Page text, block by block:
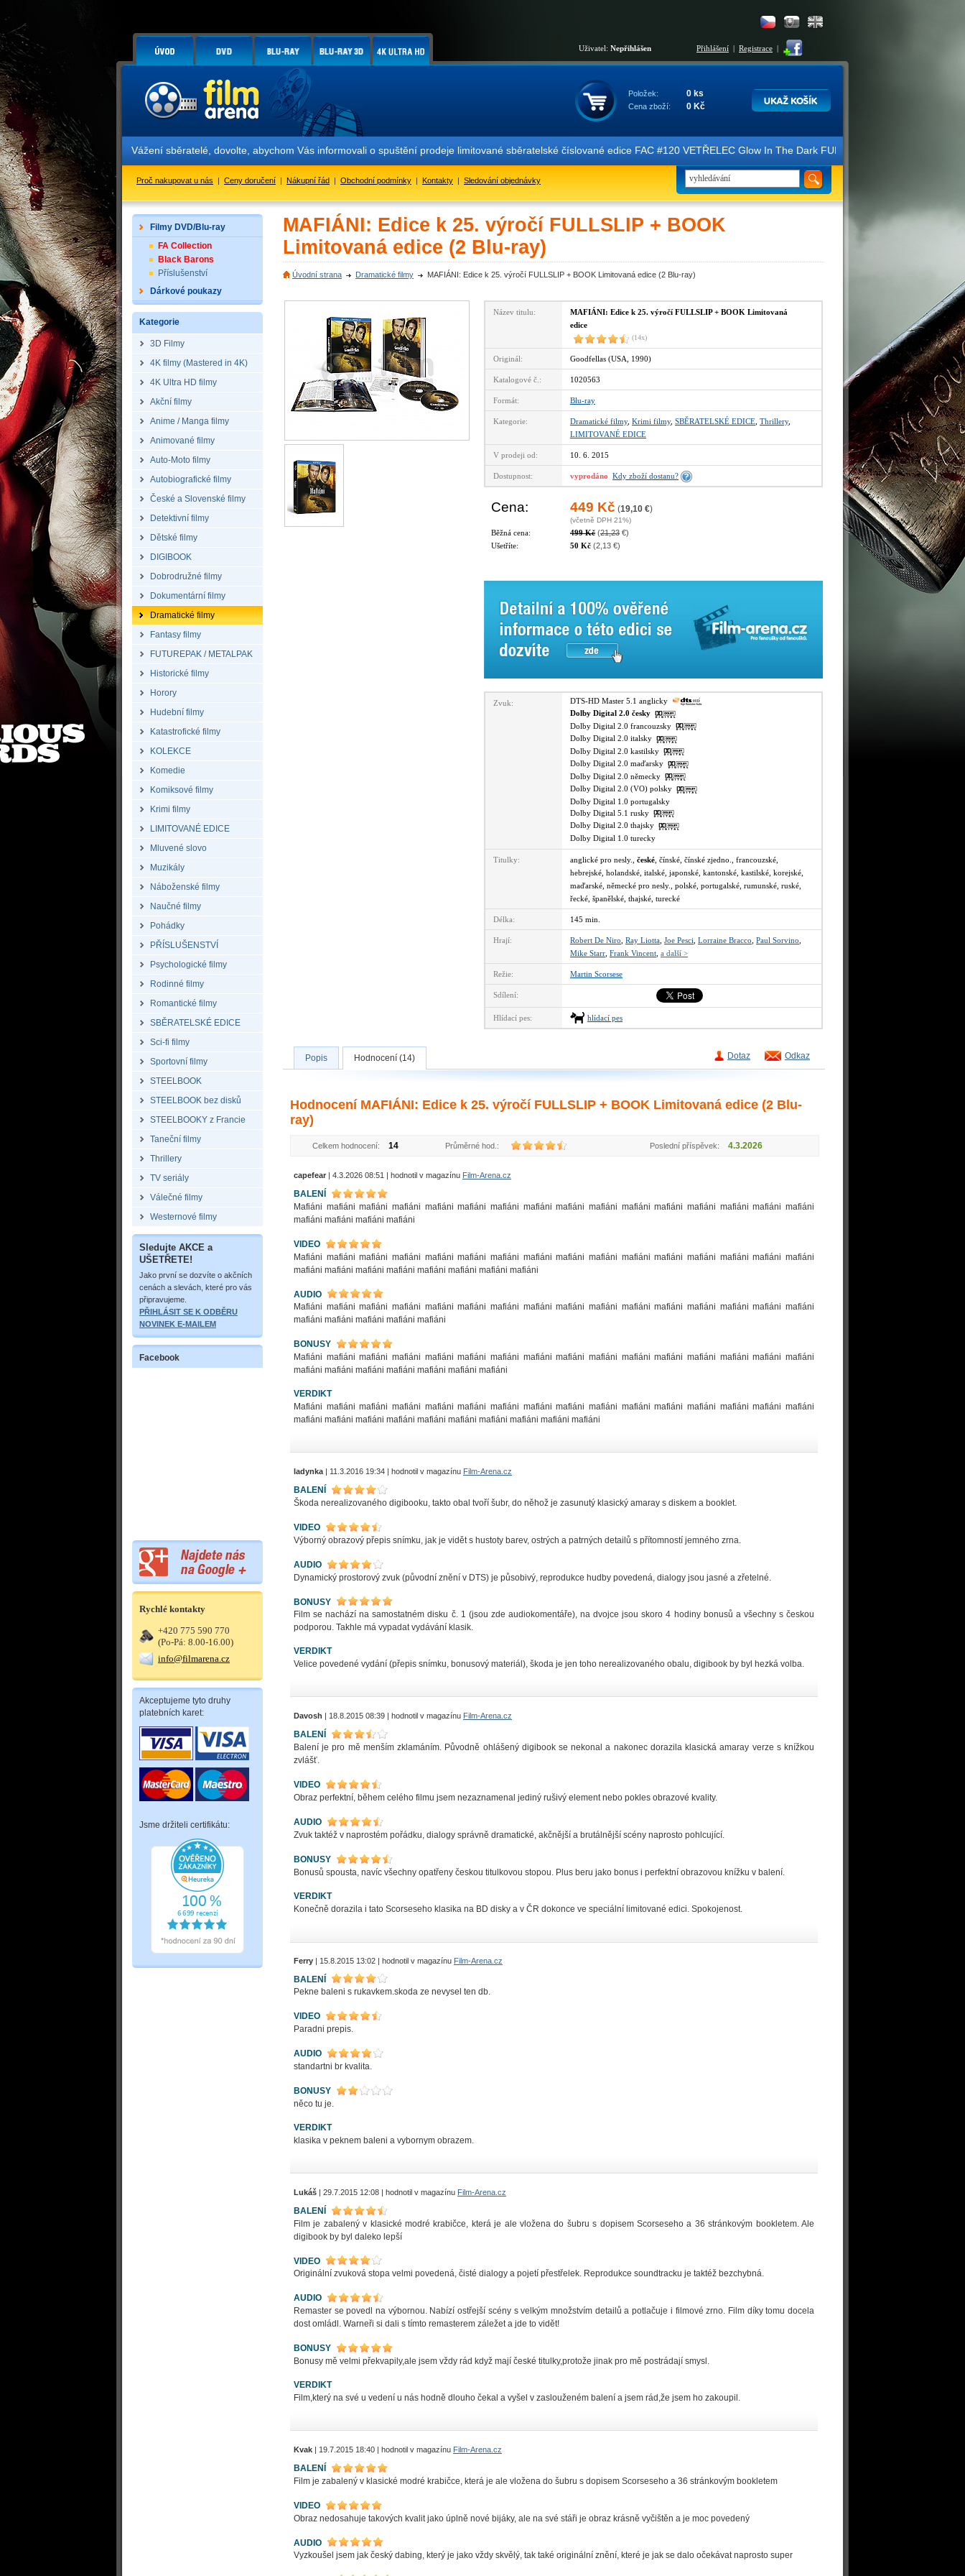
Uživatel: Nepřihlášen Přihlášení | Registrace |
Položek: 0 ks
Cena zboží: 0 Kč
Vážení sběratelé, dovolte, abychom Vás informovali o spuštění prodeje limitované sběratelské číslované edice FAC #120 VETŘELEC Glow In The Dark FULLSLIP XL EDITION #3 4K Ultra HD
Proč nakupovat u nás | Ceny doručení | Nákupní řád | Obchodní podmínky | Kontakty | Sledování objednávky
Filmy DVD/Blu-ray
FA Collection
Black Barons
Příslušenství
Dárkové poukazy
Kategorie
3D Filmy
4K filmy (Mastered in 4K)
4K Ultra HD filmy
Akční filmy
Anime / Manga filmy
Animované filmy
Auto-Moto filmy
Autobiografické filmy
České a Slovenské filmy
Detektivní filmy
Dětské filmy
DIGIBOOK
Dobrodružné filmy
Dokumentární filmy
Dramatické filmy
Fantasy filmy
FUTUREPAK / METALPAK
Historické filmy
Horory
Hudební filmy
Katastrofické filmy
KOLEKCE
Komedie
Komiksové filmy
Krimi filmy
LIMITOVANÉ EDICE
Mluvené slovo
Muzikály
Náboženské filmy
Naučné filmy
Pohádky
PŘÍSLUŠENSTVÍ
Psychologické filmy
Rodinné filmy
Romantické filmy
SBĚRATELSKÉ EDICE
Sci-fi filmy
Sportovní filmy
STEELBOOK
STEELBOOK bez disků
STEELBOOKY z Francie
Taneční filmy
Thrillery
TV seriály
Válečné filmy
Westernové filmy
Sledujte AKCE a
UŠETŘETE!
Jako první se dozvíte o akčních
cenách a slevách, které pro vás
připravujeme.
PŘIHLÁSIT SE K ODBĚRU
NOVINEK E-MAILEM
Facebook
Rychlé kontakty
+420 775 590 770
(Po-Pá: 8.00-16.00)
info@filmarena.cz
Akceptujeme tyto druhy
platebních karet:
Jsme držiteli certifikátu:
MAFIÁNI: Edice k 25. výročí FULLSLIP + BOOK
Limitovaná edice (2 Blu-ray)
Úvodní strana Dramatické filmy MAFIÁNI: Edice k 25. výročí FULLSLIP + BOOK Limitovaná edice (2 Blu-ray)
Název titulu:
MAFIÁNI: Edice k 25. výročí FULLSLIP + BOOK Limitovaná
edice
(14x)
Originál: Goodfellas (USA, 1990)
Katalogové č.: 1020563
Formát: Blu-ray
Kategorie: Dramatické filmy, Krimi filmy, SBĚRATELSKÉ EDICE Thrillery,
LIMITOVANÉ EDICE
V prodeji od: 10. 6. 2015
Dostupnost: vyprodáno Kdy zboží dostanu?
Cena: 449 Kč (19,10 €)
(včetně DPH 21%)
Běžná cena: 499 Kč (21,23 €)
Ušetříte:
50 Kč (2,13 €)
Zvuk:
DTS-HD Master 5.1 anglicky
Dolby Digital 2.0 česky
Dolby Digital 2.0 francouzsky
Dolby Digital 2.0 italsky
Dolby Digital 2.0 kastilsky
Dolby Digital 2.0 maďarsky
Dolby Digital 2.0 německy
Dolby Digital 2.0 (VO) polsky
Dolby Digital 1.0 portugalsky
Dolby Digital 5.1 rusky
Dolby Digital 2.0 thajsky
Dolby Digital 1.0 turecky
Titulky: anglické pro nesly., české , čínské, čínské zjedno., francouzské,
hebrejské, holandské, italské, japonské, kantonské, kastilské, korejské,
maďarské, německé pro nesly., polské, portugalské, rumunské, ruské,
řecké, španělské, thajské, turecké
Délka: 145 min.
Hrají: Robert De Niro Ray Liotta Joe Pesci Lorraine Bracco Paul Sorvino
Mike Starr Frank Vincent a další >
Režie: Martin Scorsese
Sdílení:
Hlídací pes: hlídací pes
Dotaz Odkaz
Popis Hodnocení (14)
Hodnocení MAFIÁNI: Edice k 25. výročí FULLSLIP + BOOK Limitovaná edice (2 Blu-
ray)
Celkem hodnocení: 14 Průměrné hod.: Poslední příspěvek: 4.3.2026
capefear | 4.3.2026 08:51 | hodnotil v magazínu Film-Arena.cz
BALENÍ
Mafiáni mafiáni mafiáni mafiáni mafiáni mafiáni mafiáni mafiáni mafiáni mafiáni mafiáni mafiáni mafiáni mafiáni mafiáni mafiáni
mafiáni mafiáni mafiáni mafiáni
VIDEO
Mafiáni mafiáni mafiáni mafiáni mafiáni mafiáni mafiáni mafiáni mafiáni mafiáni mafiáni mafiáni mafiáni mafiáni mafiáni mafiáni
mafiáni mafiáni mafiáni mafiáni mafiáni mafiáni mafiáni mafiáni
AUDIO
Mafiáni mafiáni mafiáni mafiáni mafiáni mafiáni mafiáni mafiáni mafiáni mafiáni mafiáni mafiáni mafiáni mafiáni mafiáni mafiáni
mafiáni mafiáni mafiáni mafiáni mafiáni
BONUSY
Mafiáni mafiáni mafiáni mafiáni mafiáni mafiáni mafiáni mafiáni mafiáni mafiáni mafiáni mafiáni mafiáni mafiáni mafiáni mafiáni
mafiáni mafiáni mafiáni mafiáni mafiáni mafiáni mafiáni
VERDIKT
Mafiáni mafiáni mafiáni mafiáni mafiáni mafiáni mafiáni mafiáni mafiáni mafiáni mafiáni mafiáni mafiáni mafiáni mafiáni mafiáni
mafiáni mafiáni mafiáni mafiáni mafiáni mafiáni mafiáni mafiáni mafiáni mafiáni
ladynka | 11.3.2016 19:34 | hodnotil v magazínu Film-Arena.cz
BALENÍ
Škoda nerealizovaného digibooku, takto obal tvoří šubr, do něhož je zasunutý klasický amaray s diskem a booklet.
VIDEO
Výborný obrazový přepis snímku, jak je vidět s hustoty barev, ostrých a patrných detailů s přítomností jemného zrna.
AUDIO
Dynamický prostorový zvuk (původní znění v DTS) je působivý, reprodukce hudby povedená, dialogy jsou jasné a zřetelné.
BONUSY
Film se nachází na samostatném disku č. 1 (jsou zde audiokomentáře), na dvojce jsou skoro 4 hodiny bonusů a všechny s českou
podporou. Takhle má vypadat vydávání klasik.
VERDIKT
Velice povedené vydání (přepis snímku, bonusový materiál), škoda je jen toho nerealizovaného obalu, digibook by byl hezká volba.
Davosh | 18.8.2015 08:39 | hodnotil v magazínu Film-Arena.cz
BALENÍ
Balení je pro mě menším zklamáním. Původně ohlášený digibook se nekonal a nakonec dorazila klasická amaray verze s knížkou
zvlášť.
VIDEO
Obraz perfektní, během celého filmu jsem nezaznamenal jediný rušivý element nebo pokles obrazové kvality.
AUDIO
Zvuk taktéž v naprostém pořádku, dialogy správně dramatické, akčnější a brutálnější scény naprosto pohlcující.
BONUSY
Bonusů spousta, navíc všechny opatřeny českou titulkovou stopou. Plus beru jako bonus i perfektní obrazovou knížku v balení.
VERDIKT
Konečně dorazila i tato Scorseseho klasika na BD disky a v ČR dokonce ve speciální limitované edici. Spokojenost.
Ferry | 15.8.2015 13:02 | hodnotil v magazínu Film-Arena.cz
BALENÍ
Pekne baleni s rukavkem.skoda ze nevysel ten db.
VIDEO
Paradni prepis.
AUDIO
standartni br kvalita.
BONUSY
něco tu je.
VERDIKT
klasika v peknem baleni a vybornym obrazem.
Lukáš | 29.7.2015 12:08 | hodnotil v magazínu Film-Arena.cz
BALENÍ
Film je zabalený v klasické modré krabičce, která je ale vložena do šubru s dopisem Scorseseho a 36 stránkovým bookletem. Ale
digibook by byl daleko lepší
VIDEO
Originální zvuková stopa velmi povedená, čisté dialogy a pojetí přestřelek. Reprodukce soundtracku je taktéž bezchybná.
AUDIO
Remaster se povedl na výbornou. Nabízí ostřejší scény s velkým množstvím detailů a potlačuje i filmové zrno. Film díky tomu docela
dost omládl. Warneři si dali s tímto remasterem záležet a jde to vidět!
BONUSY
Bonusy mě velmi překvapily,ale jsem vždy rád když mají české titulky,protože jinak pro mě postrádají smysl.
VERDIKT
Film,který na své u vedení u nás hodně dlouho čekal a vyšel v zaslouženém balení a jsem rád,že jsem ho zakoupil.
Kvak | 19.7.2015 18:40 | hodnotil v magazínu Film-Arena.cz
BALENÍ
Film je zabalený v klasické modré krabičce, která je ale vložena do šubru s dopisem Scorseseho a 36 stránkovým bookletem
VIDEO
Obraz nedosahuje takových kvalit jako úplně nové bijáky, ale na své stáři je obraz krásně vyčištěn a je moc povedený
AUDIO
Vyzkoušel jsem jak český dabing, který je jako vždy skvělý, tak také originální znění, které je jak se dalo očekávat naprosto super